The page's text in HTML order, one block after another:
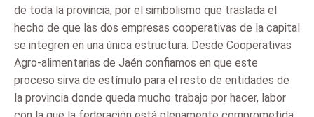
de toda la provincia, por el simbolismo que traslada el
hecho de que las dos empresas cooperativas de la capital
se integren en una única estructura. Desde Cooperativas
Agro-alimentarias de Jaén confiamos en que este
proceso sirva de estímulo para el resto de entidades de
la provincia donde queda mucho trabajo por hacer, labor